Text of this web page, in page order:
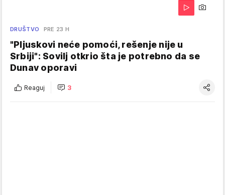
DRUŠTVO PRE 23 H
"Pljuskovi neće pomoći, rešenje nije u
Srbiji": Sovilj otkrio šta je potrebno da se
Dunav oporavi
Reaguj 3